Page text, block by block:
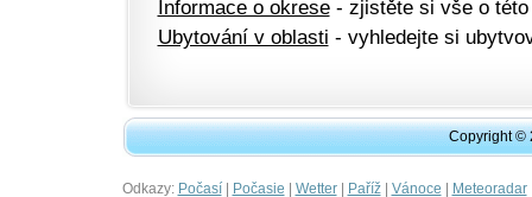
Informace o okrese- zjistěte si vše o této
Ubytování v oblasti - vyhledejte si
Copyright ©
Odkazy: Počasí| Počasie | Wetter| Paříž| Vánoce | Meteoradar